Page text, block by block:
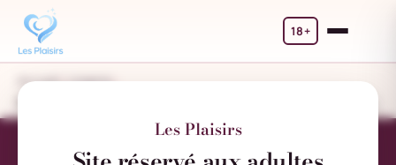
18+
Les Plaisirs
Accueil Lingerie